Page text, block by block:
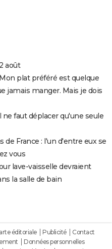
août
plat préféré est quelque
jamais manger. Mais je dois
ne faut déplacer qu'une seule
de France : l'un d'entre eux se
vous
lave-vaisselle devraient
la salle de bain
éditoriale Publicité
Contact
Données personnelles